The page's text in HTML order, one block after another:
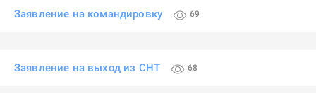
Заявление на командировку 69
Заявление на выход из СНТ 68